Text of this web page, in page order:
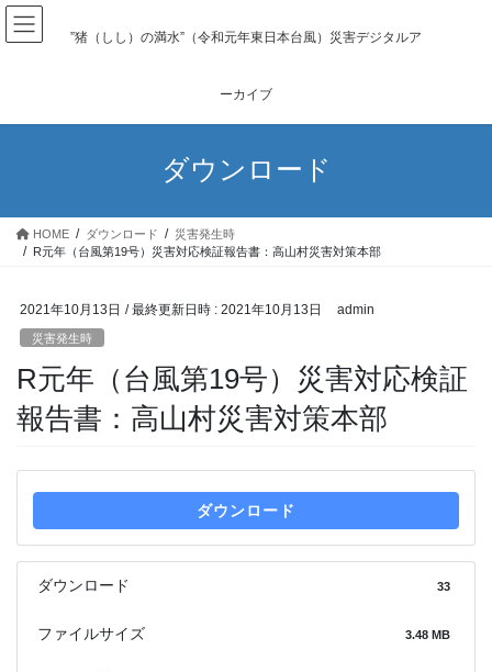
コ
ン
へ
プ
ナ
ビ
ョ
動
”猪（しし）の満水”（令和元年東日本台風）災害デジタルア
ーカイブ
ダウンロード
HOME ダウンロード
災害発生時
R元年（台風第19号）災害対応検証報告書：高山村災害対策本部
2021年10月13日 / 最終更新日時 : 2021年10月13日 admin
災害発生時
R元年（台風第19号）災害対応検証
報告書：高山村災害対策本部
ダウンロード
ダウンロード 33
ファイルサイズ 3.48 MB